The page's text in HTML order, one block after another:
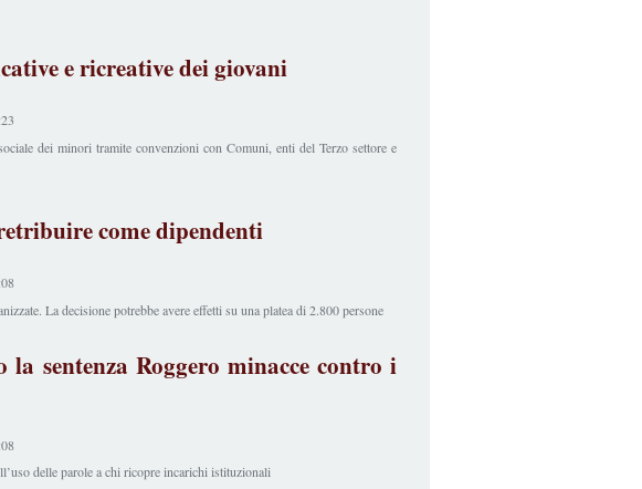
e ricreative dei giovani
dei minori tramite convenzioni con Comuni, enti del Terzo settore e
come dipendenti
La decisione potrebbe avere effetti su una platea di 2.800 persone
sentenza Roggero minacce contro i
delle parole a chi ricopre incarichi istituzionali